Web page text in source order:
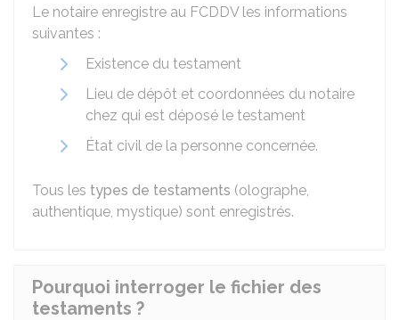
Le notaire enregistre au FCDDV les informations
suivantes :
Existence du testament
Lieu de dépôt et coordonnées du notaire
chez qui est déposé le testament
État civil de la personne concernée.
Tous les types de testaments (olographe,
authentique, mystique) sont enregistrés.
Pourquoi interroger le fichier des
testaments ?